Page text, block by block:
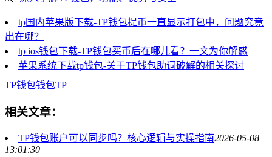
tp国内苹果版下载-TP钱包提币一直显示打包中，问题究竟
出在哪？
tp ios钱包下载-TP钱包买币后在哪儿看？一文为你解惑
苹果系统下载tp钱包-关于TP钱包助词破解的相关探讨
TP钱包钱包TP
相关文章：
TP钱包账户可以同步吗？核心逻辑与实操指南2026-05-08
13:01:30